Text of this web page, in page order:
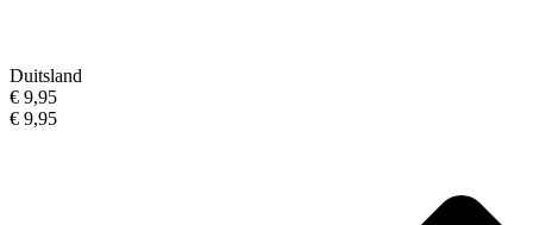
Duitsland
€ 9,95
€ 9,95